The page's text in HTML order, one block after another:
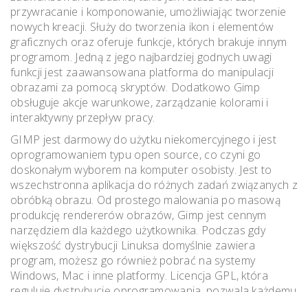
przywracanie i komponowanie, umożliwiając tworzenie
nowych kreacji. Służy do tworzenia ikon i elementów
graficznych oraz oferuje funkcje, których brakuje innym
programom. Jedną z jego najbardziej godnych uwagi
funkcji jest zaawansowana platforma do manipulacji
obrazami za pomocą skryptów. Dodatkowo Gimp
obsługuje akcje warunkowe, zarządzanie kolorami i
interaktywny przepływ pracy.
GIMP jest darmowy do użytku niekomercyjnego i jest
oprogramowaniem typu open source, co czyni go
doskonałym wyborem na komputer osobisty. Jest to
wszechstronna aplikacja do różnych zadań związanych z
obróbką obrazu. Od prostego malowania po masową
produkcję rendererów obrazów, Gimp jest cennym
narzędziem dla każdego użytkownika. Podczas gdy
większość dystrybucji Linuksa domyślnie zawiera
program, możesz go również pobrać na systemy
Windows, Mac i inne platformy. Licencja GPL, która